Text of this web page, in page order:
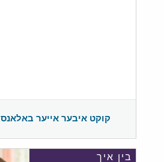
קוקט איבער אייער באלאנס
בין איך